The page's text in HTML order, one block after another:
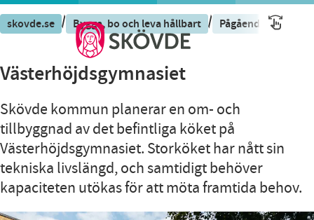
skovde.se / Bygga, bo och leva hållbart / Pågående projekt
Västerhöjdsgymnasiet
Skövde kommun planerar en om- och
tillbyggnad av det befintliga köket på
Västerhöjdsgymnasiet. Storköket har nått sin
tekniska livslängd, och samtidigt behöver
kapaciteten utökas för att möta framtida behov.